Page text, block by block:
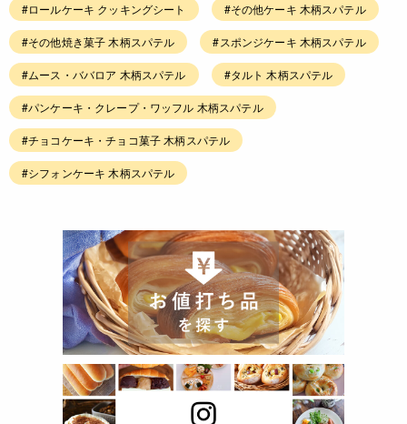
#ロールケーキ クッキングシート #その他ケーキ 木柄スパテル
#その他焼き菓子 木柄スパテル #スポンジケーキ 木柄スパテル
#ムース・ババロア 木柄スパテル #タルト 木柄スパテル
#パンケーキ・クレープ・ワッフル 木柄スパテル
#チョコケーキ・チョコ菓子 木柄スパテル
#シフォンケーキ 木柄スパテル